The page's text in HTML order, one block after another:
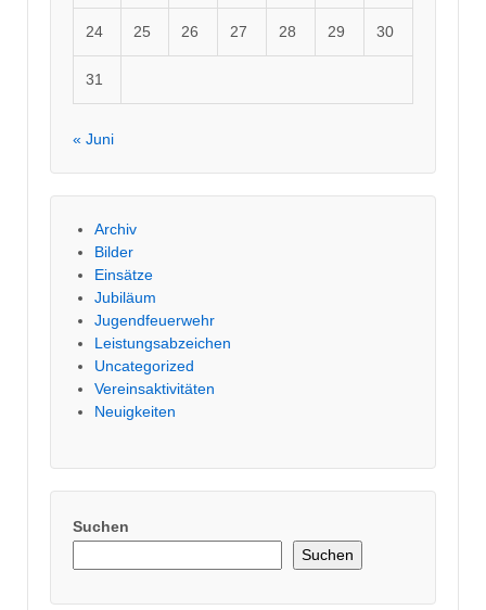
24 25 26 27 28 29 30
31
« Juni
Archiv
Bilder
Einsätze
Jubiläum
Jugendfeuerwehr
Leistungsabzeichen
Uncategorized
Vereinsaktivitäten
Neuigkeiten
Suchen
Suchen